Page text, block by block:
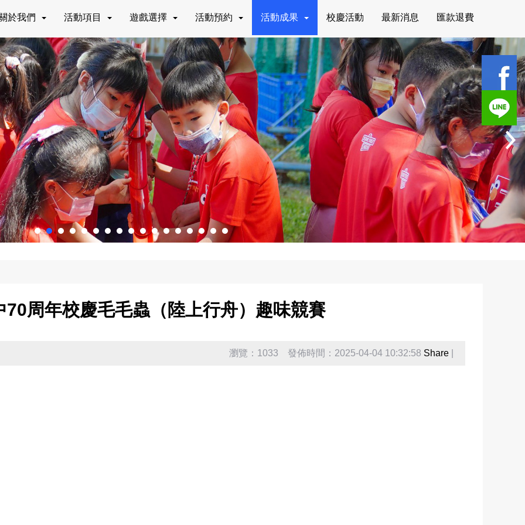
於我們 活動項目 遊戲選擇 活動預約 活動成果 校慶活動 最新消息 匯款退費
70周年校慶毛毛蟲（陸上行舟）趣味競賽
瀏覽：1033 發佈時間：2025-04-04 10:32:58 Share